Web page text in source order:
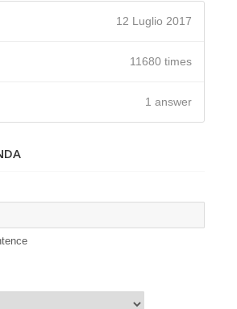
12 Luglio 2017
11680 times
1 answer